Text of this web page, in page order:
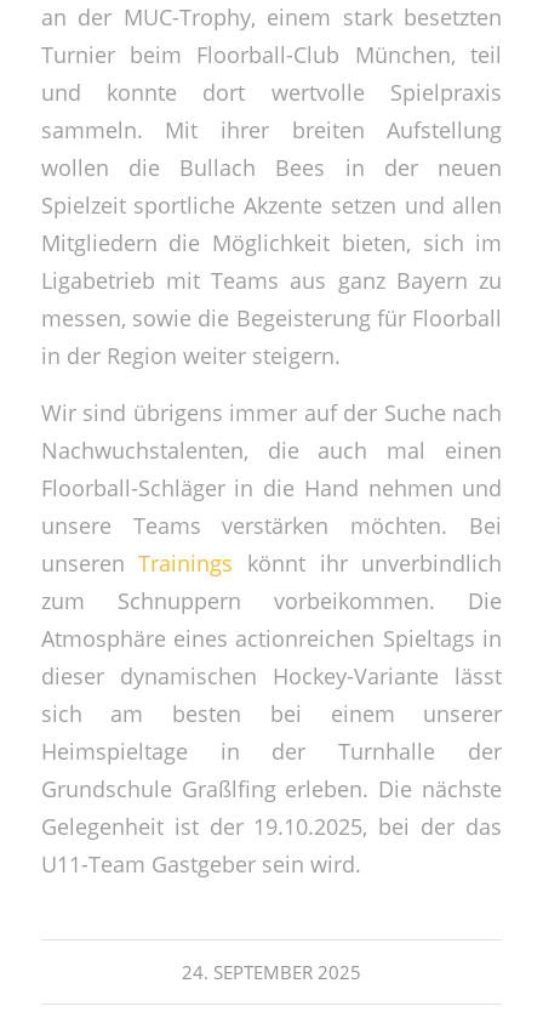
an der MUC-Trophy, einem stark besetzten
Turnier beim Floorball-Club München, teil
und konnte dort wertvolle Spielpraxis
sammeln. Mit ihrer breiten Aufstellung
wollen die Bullach Bees in der neuen
Spielzeit sportliche Akzente setzen und allen
Mitgliedern die Möglichkeit bieten, sich im
Ligabetrieb mit Teams aus ganz Bayern zu
messen, sowie die Begeisterung für Floorball
in der Region weiter steigern.
Wir sind übrigens immer auf der Suche nach
Nachwuchstalenten, die auch mal einen
Floorball-Schläger in die Hand nehmen und
unsere Teams verstärken möchten. Bei
unserenTrainings könnt ihr unverbindlich
zum Schnuppern vorbeikommen. Die
Atmosphäre eines actionreichen Spieltags in
dieser dynamischen Hockey-Variante lässt
sich am besten bei einem unserer
Heimspieltage in der Turnhalle der
Grundschule Graßlfing erleben. Die nächste
Gelegenheit ist der 19.10.2025, bei der das
U11-Team Gastgeber sein wird.
24. SEPTEMBER 2025